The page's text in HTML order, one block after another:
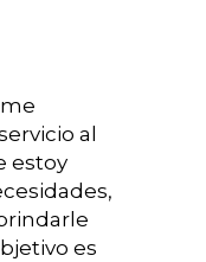
al
estoy
es